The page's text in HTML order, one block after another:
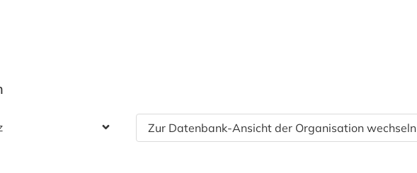
Zur Datenbank-Ansicht der Organisation wechseln